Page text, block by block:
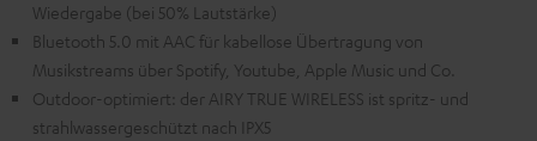
Wiedergabe (bei 50% Lautstärke)
Bluetooth 5.0 mit AAC für kabellose Übertragung von
Musikstreams über Spotify, Youtube, Apple Music und Co.
Outdoor-optimiert: der AIRY TRUE WIRELESS ist spritz- und
strahlwassergeschützt nach IPX5